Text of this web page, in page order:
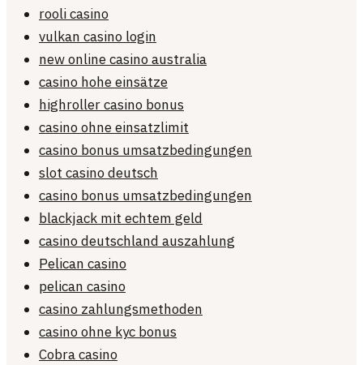
rooli casino
vulkan casino login
new online casino australia
casino hohe einsätze
highroller casino bonus
casino ohne einsatzlimit
casino bonus umsatzbedingungen
slot casino deutsch
casino bonus umsatzbedingungen
blackjack mit echtem geld
casino deutschland auszahlung
Pelican casino
pelican casino
casino zahlungsmethoden
casino ohne kyc bonus
Cobra casino